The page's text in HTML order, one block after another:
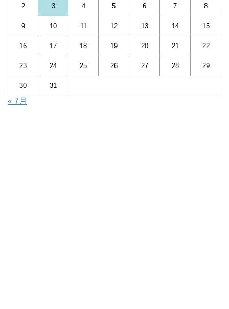
2 3 4 5 6 7 8
9 10 11 12 13 14 15
16 17 18 19 20 21 22
23 24 25 26 27 28 29
30 31
« 7月